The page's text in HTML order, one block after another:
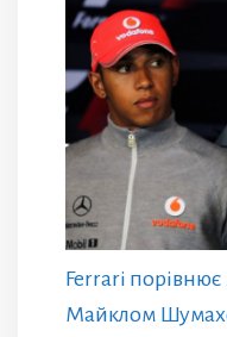
Ferrari порівнює
Майклом